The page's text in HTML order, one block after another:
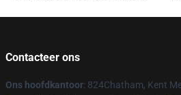
Contacteer ons
Ons hoofdkantoor: 824Chatham, Kent